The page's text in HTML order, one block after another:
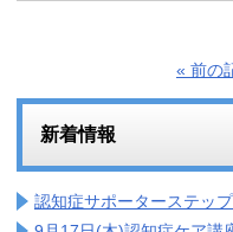
« 前の
新着情報
認知症サポーターステッ